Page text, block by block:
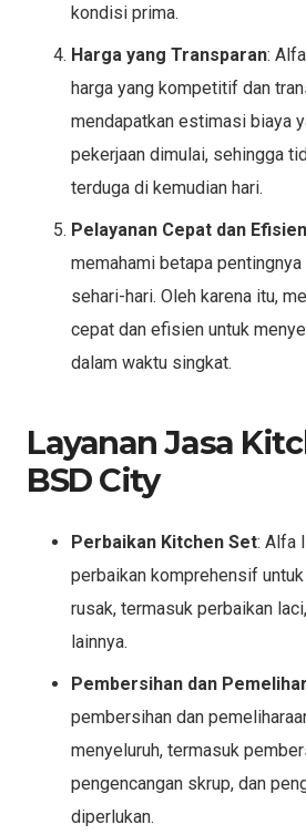
kondisi prima.
Harga yang Transparan:
harga yang kompetitif dan
mendapatkan estimasi biaya
pekerjaan dimulai, sehingga
terduga di kemudian hari.
Pelayanan Cepat dan Efisien
memahami betapa
sehari-hari. Oleh karena itu,
cepat dan efisien untuk
dalam waktu singkat.
Layanan Jasa
BSD City
Perbaikan Kitchen Set: Alfa
perbaikan komprehensif
rusak, termasuk perbaikan
lainnya.
Pembersihan dan
pembersihan dan
menyeluruh, termasuk
pengencangan skrup, dan
diperlukan.